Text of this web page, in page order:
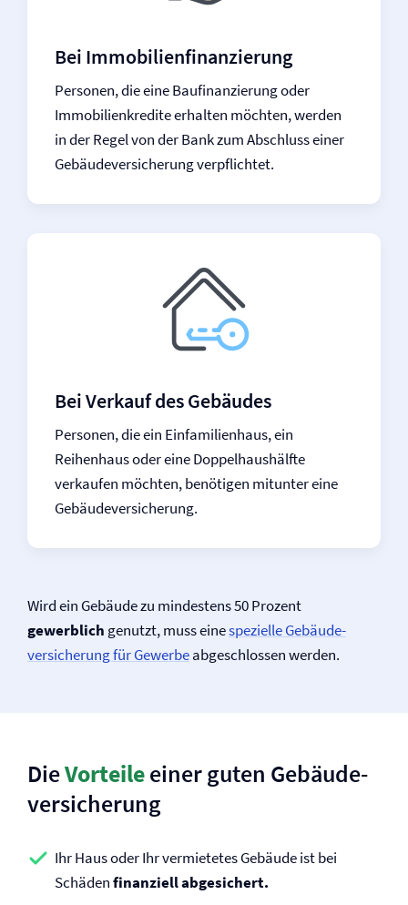
Bei Immobilien­finanzierung
Personen, die eine Baufinanzierung oder
Immobilienkredite erhalten möchten, werden
in der Regel von der Bank zum Abschluss einer
Gebäude­versicherung verpflichtet.
Bei Verkauf des Gebäudes
Personen, die ein Einfamilienhaus, ein
Reihenhaus oder eine Doppelhaushälfte
verkaufen möchten, benötigen mitunter eine
Gebäude­versicherung.
Wird ein Gebäude zu mindestens 50 Prozent
gewerblich genutzt, muss einespezielle Gebäude­­
versicherung für Gewerbeabgeschlossen werden.
DieVorteileeiner guten Gebäude­
versicherung
Ihr Haus oder Ihr vermietetes Gebäude ist bei
Schädenfinanziell abgesichert.